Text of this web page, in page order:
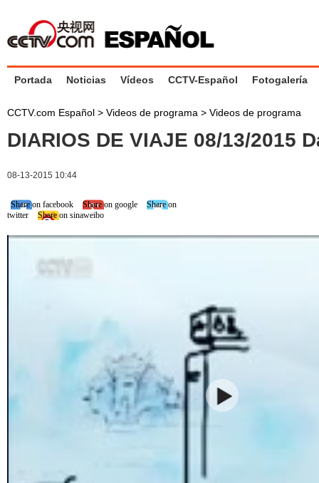
Portada Noticias Vídeos CCTV-Español Fotogalería
CCTV.com Español > Videos de programa > Videos de programa
DIARIOS DE VIAJE 08/13/2015
08-13-2015 10:44
Share on facebook Share on google
Share on
twitter
Share on sinaweibo